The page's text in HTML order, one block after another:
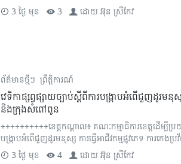
3 ថ្ងៃ មុន
3 ដោយអ៊ុន ស្រីកែវ
ព័ត៌មានថ្មីៗ ព្រឹត្តិការណ៍
វេទិកាផ្សព្វផ្សាយច្បាប់ស្តីពីការបង្ក្រាបអំពើជួញដូរ
និងក្រុងសំពៅពូន
++++++++++​ខេត្តកណ្តាល៖ គណៈកម្មាធិការខេត្តដើម្បី
បង្ក្រាបអំពើជួញដូរមនុស្ស ការធ្វើអាជីវកម្មផ្លូវភេទ ការកេ
3 ថ្ងៃ មុន
4 ដោយអ៊ុន ស្រីកែវ